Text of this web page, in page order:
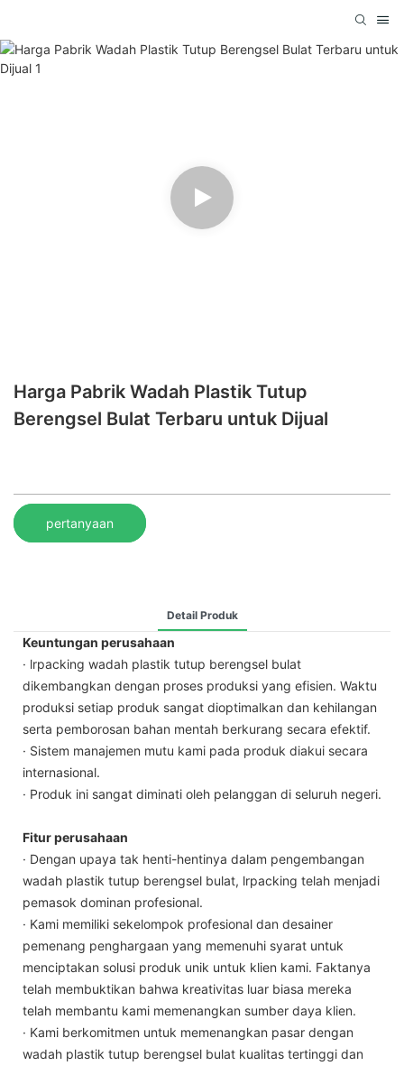
Harga Pabrik Wadah Plastik Tutup
Berengsel Bulat Terbaru untuk Dijual
pertanyaan
Detail Produk
Keuntungan perusahaan
· lrpacking wadah plastik tutup berengsel bulat
dikembangkan dengan proses produksi yang efisien. Waktu
produksi setiap produk sangat dioptimalkan dan kehilangan
serta pemborosan bahan mentah berkurang secara efektif.
· Sistem manajemen mutu kami pada produk diakui secara
internasional.
· Produk ini sangat diminati oleh pelanggan di seluruh negeri.
Fitur perusahaan
· Dengan upaya tak henti-hentinya dalam pengembangan
wadah plastik tutup berengsel bulat, lrpacking telah menjadi
pemasok dominan profesional.
· Kami memiliki sekelompok profesional dan desainer
pemenang penghargaan yang memenuhi syarat untuk
menciptakan solusi produk unik untuk klien kami. Faktanya
telah membuktikan bahwa kreativitas luar biasa mereka
telah membantu kami memenangkan sumber daya klien.
· Kami berkomitmen untuk memenangkan pasar dengan
wadah plastik tutup berengsel bulat kualitas tertinggi dan